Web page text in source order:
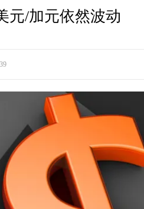
元/加元依然波动